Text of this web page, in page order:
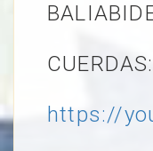
CUERDAS:
https://